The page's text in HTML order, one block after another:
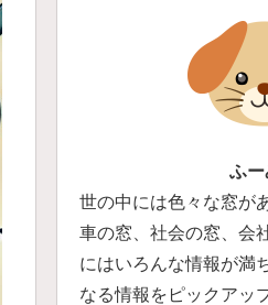
ふ
世の中には色々な窓が
車の窓、社会の窓、会
にはいろんな情報が満
なる情報をピックアッ